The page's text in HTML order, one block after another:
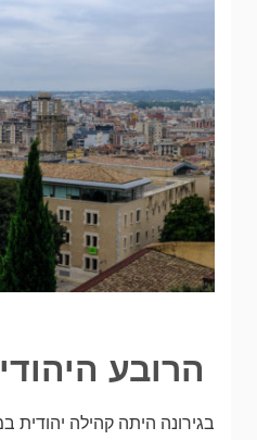
הרובע היהודי